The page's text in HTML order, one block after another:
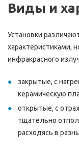
Виды и
Установки
характеристиками,
инфракрасного
закрытые, с
керамическую
открытые, с
тщательно
расходясь в